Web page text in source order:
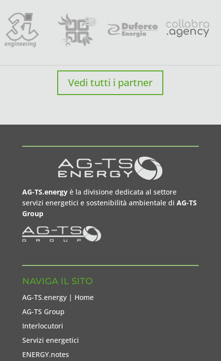
Vedi tutti i partner
AG-TS.energyè la divisione dedicata al settore
servizi energetici e sostenibilità ambientale di AG-TS
Group
NAVIGA IL SITO
AG-TS.energy | Home
AG-TS Group
Interlocutori
Servizi energetici
ENERGY.notes